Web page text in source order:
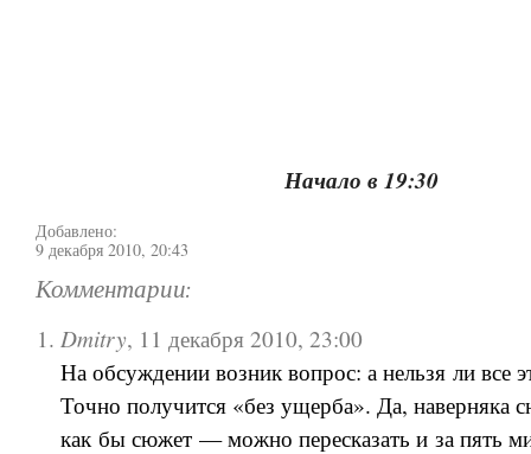
Начало в 19:30
Добавлено:
9 декабря 2010, 20:43
Комментарии:
Dmitry, 11 декабря 2010, 23:00
На обсуждении возник вопрос: а нельзя ли все
Точно получится «без ущерба». Да,
как бы сюжет — можно пересказать и за пять